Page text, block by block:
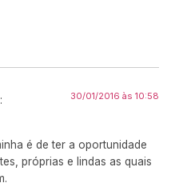
30/01/2016 às 10:58
é de ter a oportunidade
próprias e lindas as quais